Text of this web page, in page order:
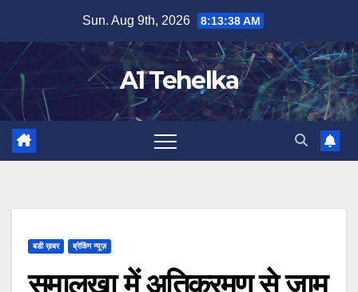
content
Sun. Aug 9th, 2026 8:13:38 AM
A1 Tehelka
बडी ख़बर ब्रेकिंग न्यूज़
समालखा में अतिक्रमण से जाम